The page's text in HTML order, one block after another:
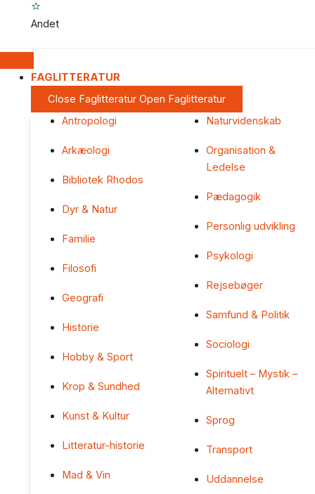
Andet
FAGLITTERATUR
Close Faglitteratur Open Faglitteratur
Antropologi
Arkæologi
Bibliotek Rhodos
Dyr & Natur
Familie
Filosofi
Geografi
Historie
Hobby & Sport
Krop & Sundhed
Kunst & Kultur
Litteratur-historie
Mad & Vin
Naturvidenskab
Organisation &
Ledelse
Pædagogik
Personlig udvikling
Psykologi
Rejsebøger
Samfund & Politik
Sociologi
Spirituelt – Mystik –
Alternativt
Sprog
Transport
Uddannelse